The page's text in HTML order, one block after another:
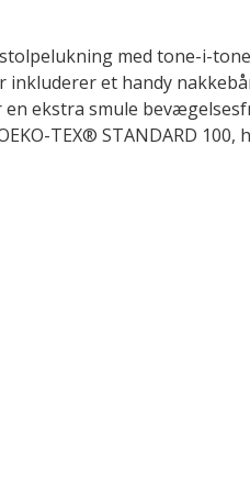
med tone-i-
et handy
ekstra smule
TEX® STANDARD 100,